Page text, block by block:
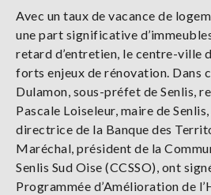
Avec un taux de vacance de
une part significative
retard d’entretien, le centre-ville
forts enjeux de rénovation. Dans
Dulamon, sous-préfet de Senlis,
Pascale Loiseleur, maire de
directrice de la Banque des
Maréchal, président de la
Senlis Sud Oise (CCSSO), ont
Programmée d’Amélioration de